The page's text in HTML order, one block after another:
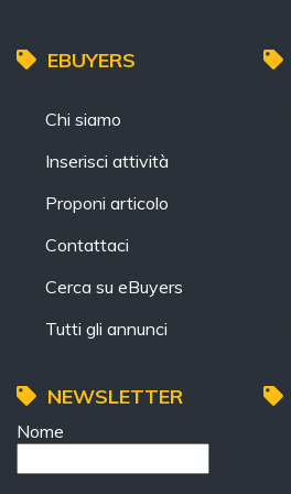
EBUYERS
Chi siamo
Inserisci attività
Proponi articolo
Contattaci
Cerca su eBuyers
Tutti gli annunci
NEWSLETTER
Nome